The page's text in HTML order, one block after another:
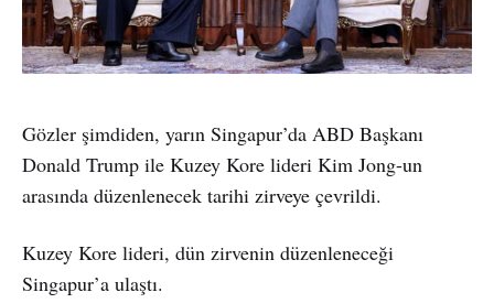
Gözler şimdiden, yarın Singapur’da ABD Başkanı
Donald Trump ile Kuzey Kore lideri Kim Jong-un
arasında düzenlenecek tarihi zirveye çevrildi.
Kuzey Kore lideri, dün zirvenin düzenleneceği
Singapur’a ulaştı.